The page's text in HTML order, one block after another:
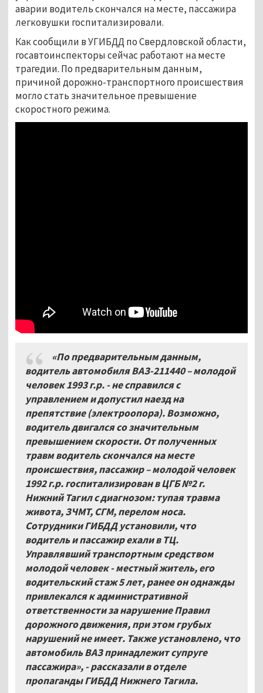
аварии водитель скончался на месте, пассажира
легковушки госпитализировали.
Как сообщили в УГИБДД по Свердловской области,
госавтоинспекторы сейчас работают на месте
трагедии. По предварительным данным,
причиной дорожно-транспортного происшествия
могло стать значительное превышение
скоростного режима.
«По предварительным данным,
водитель автомобиля ВАЗ-211440 – молодой
человек 1993 г.р. - не справился с
управлением и допустил наезд на
препятствие (электроопора). Возможно,
водитель двигался со значительным
превышением скорости. От полученных
травм водитель скончался на месте
происшествия, пассажир – молодой человек
1992 г.р. госпитализирован в ЦГБ №2 г.
Нижний Тагил с диагнозом: тупая травма
живота, ЗЧМТ, СГМ, перелом носа.
Сотрудники ГИБДД установили, что
водитель и пассажир ехали в ТЦ.
Управлявший транспортным средством
молодой человек - местный житель, его
водительский стаж 5 лет, ранее он однажды
привлекался к административной
ответственности за нарушение Правил
дорожного движения, при этом грубых
нарушений не имеет. Также установлено, что
автомобиль ВАЗ принадлежит супруге
пассажира», - рассказали в отделе
пропаганды ГИБДД Нижнего Тагила.